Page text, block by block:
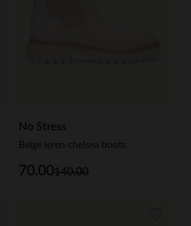
No Stress
Beige leren chelsea boots
140.00
70.00